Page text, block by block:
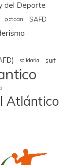
del Deporte
pctcan
SAFD
solidaria surf
Atlántico